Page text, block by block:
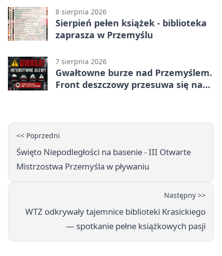
8 sierpnia 2026
Sierpień pełen książek - biblioteka
zaprasza w Przemyślu
7 sierpnia 2026
Gwałtowne burze nad Przemyślem.
Front deszczowy przesuwa się na
<< Poprzedni
Święto Niepodległości na basenie - III Otwarte
Mistrzostwa Przemyśla w pływaniu
Następny >>
WTZ odkrywały tajemnice biblioteki Krasickiego
— spotkanie pełne książkowych pasji